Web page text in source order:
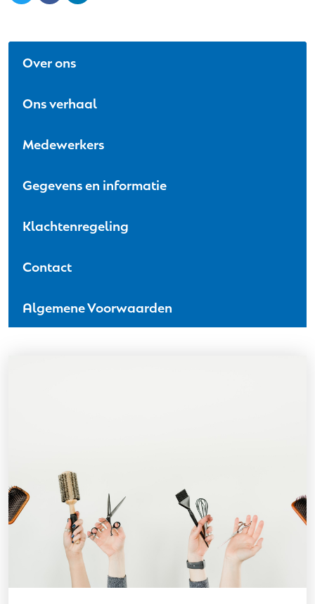
Over ons
Ons verhaal
Medewerkers
Gegevens en informatie
Klachtenregeling
Contact
Algemene Voorwaarden